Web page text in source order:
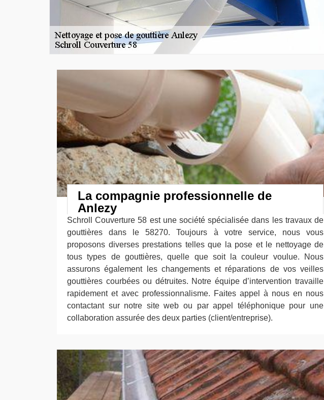
La compagnie professionnelle de
Anlezy
Schroll Couverture 58 est une société spécialisée dans les travaux de
gouttières dans le 58270. Toujours à votre service, nous vous
proposons diverses prestations telles que la pose et le nettoyage de
tous types de gouttières, quelle que soit la couleur voulue. Nous
assurons également les changements et réparations de vos veilles
gouttières courbées ou détruites. Notre équipe d’intervention travaille
rapidement et avec professionnalisme. Faites appel à nous en nous
contactant sur notre site web ou par appel téléphonique pour une
collaboration assurée des deux parties (client/entreprise).